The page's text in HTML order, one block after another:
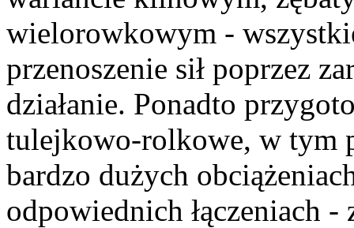
wielorowkowym -
przenoszenie sił poprzez
działanie. Ponadto
tulejkowo-rolkowe, w tym
bardzo dużych
odpowiednich łączeniach